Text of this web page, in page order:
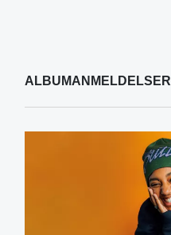
ALBUMANMELDELSER